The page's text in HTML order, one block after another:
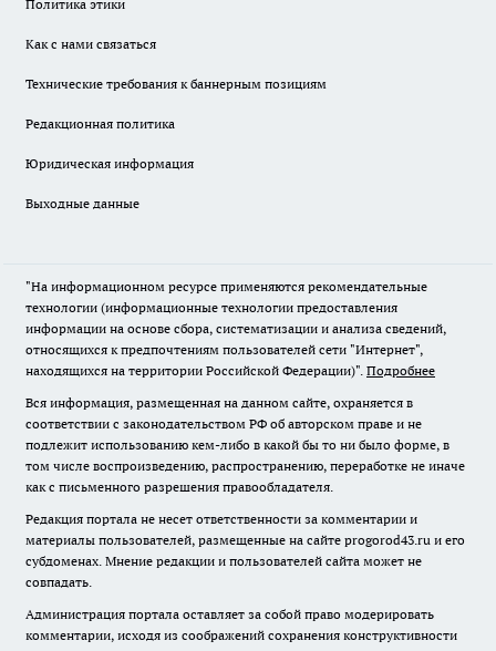
Политика этики
Как с нами связаться
Технические требования к баннерным позициям
Редакционная политика
Юридическая информация
Выходные данные
"На информационном ресурсе применяются рекомендательные
технологии (информационные технологии предоставления
информации на основе сбора, систематизации и анализа сведений,
относящихся к предпочтениям пользователей сети "Интернет",
находящихся на территории Российской Федерации)". Подробнее
Вся информация, размещенная на данном сайте, охраняется в
соответствии с законодательством РФ об авторском праве и не
подлежит использованию кем-либо в какой бы то ни было форме, в
том числе воспроизведению, распространению, переработке не иначе
как с письменного разрешения правообладателя.
Редакция портала не несет ответственности за комментарии и
материалы пользователей, размещенные на сайте progorod43.ru и его
субдоменах. Мнение редакции и пользователей сайта может не
совпадать.
Администрация портала оставляет за собой право модерировать
комментарии, исходя из соображений сохранения конструктивности